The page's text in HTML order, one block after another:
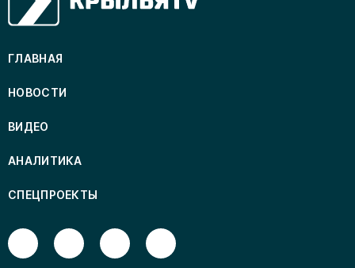
ГЛАВНАЯ
НОВОСТИ
ВИДЕО
АНАЛИТИКА
СПЕЦПРОЕКТЫ